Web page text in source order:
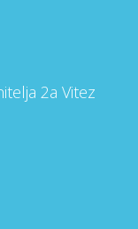
2a Vitez